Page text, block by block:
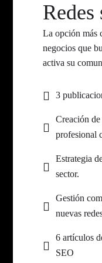
Redes
La opción más
negocios que
activa su
3
Creación
profesional
Estrategia
sector.
Gestión
nuevas
6 artículos
SEO